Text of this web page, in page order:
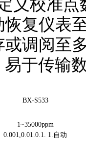
义校准
恢复仪表
或调阅至
易于传输
BX-S533
1~35000ppm
0.001,0.01.0.1. 1.自动